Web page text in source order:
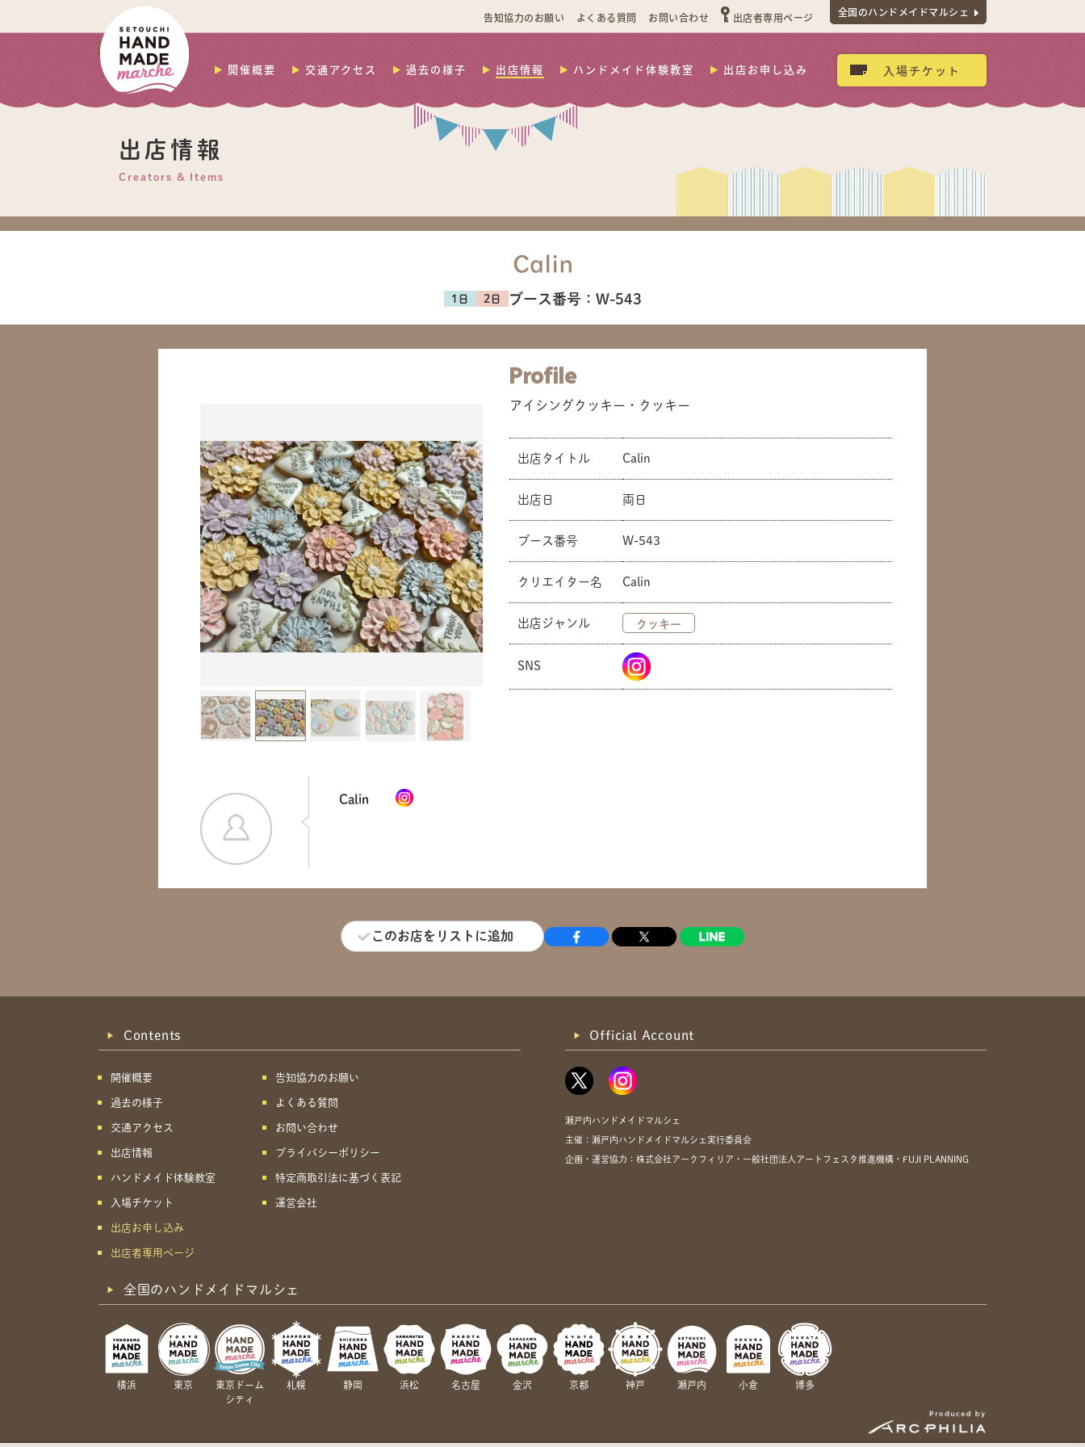
告知協力のお願い よくある質問 お問い合わせ 出店者専用ページ 全国のハンドメイドマルシェ
開催概要 交通アクセス 過去の様子 出店情報 ハンドメイド体験教室 出店お申し込み 入場チケット
出店情報
Creators & Items
Calin
ブース番号： W-543
Profile
アイシングクッキー・クッキー
出店タイトル Calin
出店日 両日
ブース番号 W-543
クリエイター名 Calin
出店ジャンル クッキー
SNS
Calin
このお店をリストに追加
Contents
開催概要
過去の様子
交通アクセス
出店情報
ハンドメイド体験教室
入場チケット
出店お申し込み
出店者専用ページ
告知協力のお願い
よくある質問
お問い合わせ
プライバシーポリシー
特定商取引法に基づく表記
運営会社
Official Account
瀬戸内ハンドメイドマルシェ
主催：瀬戸内ハンドメイドマルシェ実行委員会
企画・運営協力：株式会社アークフィリア・一般社団法人アートフェスタ推進機構・FUJI PLANNING
全国のハンドメイドマルシェ
横浜 東京
東京ドーム
シティ
札幌 静岡 浜松 名古屋 金沢 京都 神戸 瀬戸内 小倉 博多